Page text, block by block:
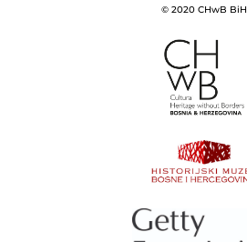
© 2020 CHwB BiH